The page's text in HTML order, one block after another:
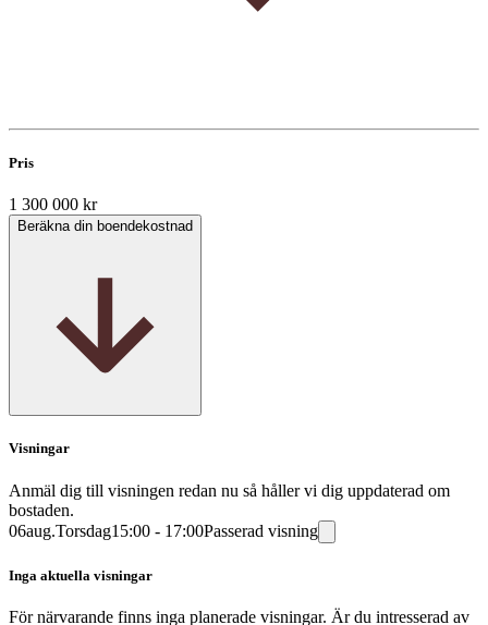
Pris
1 300 000 kr
Beräkna din boendekostnad
Visningar
Anmäl dig till visningen redan nu så håller vi dig uppdaterad om
bostaden.
06aug.Torsdag15:00 - 17:00Passerad visning
Inga aktuella visningar
För närvarande finns inga planerade visningar. Är du intresserad av